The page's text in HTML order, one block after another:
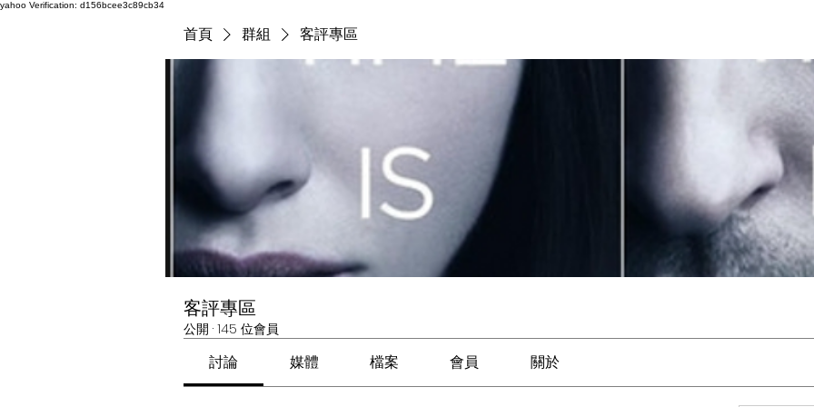
yahoo Verification: d156bcee3c89cb34
首頁 群組 客評專區
客評專區
公開 · 145 位會員
討論 媒體 檔案 會員 關於